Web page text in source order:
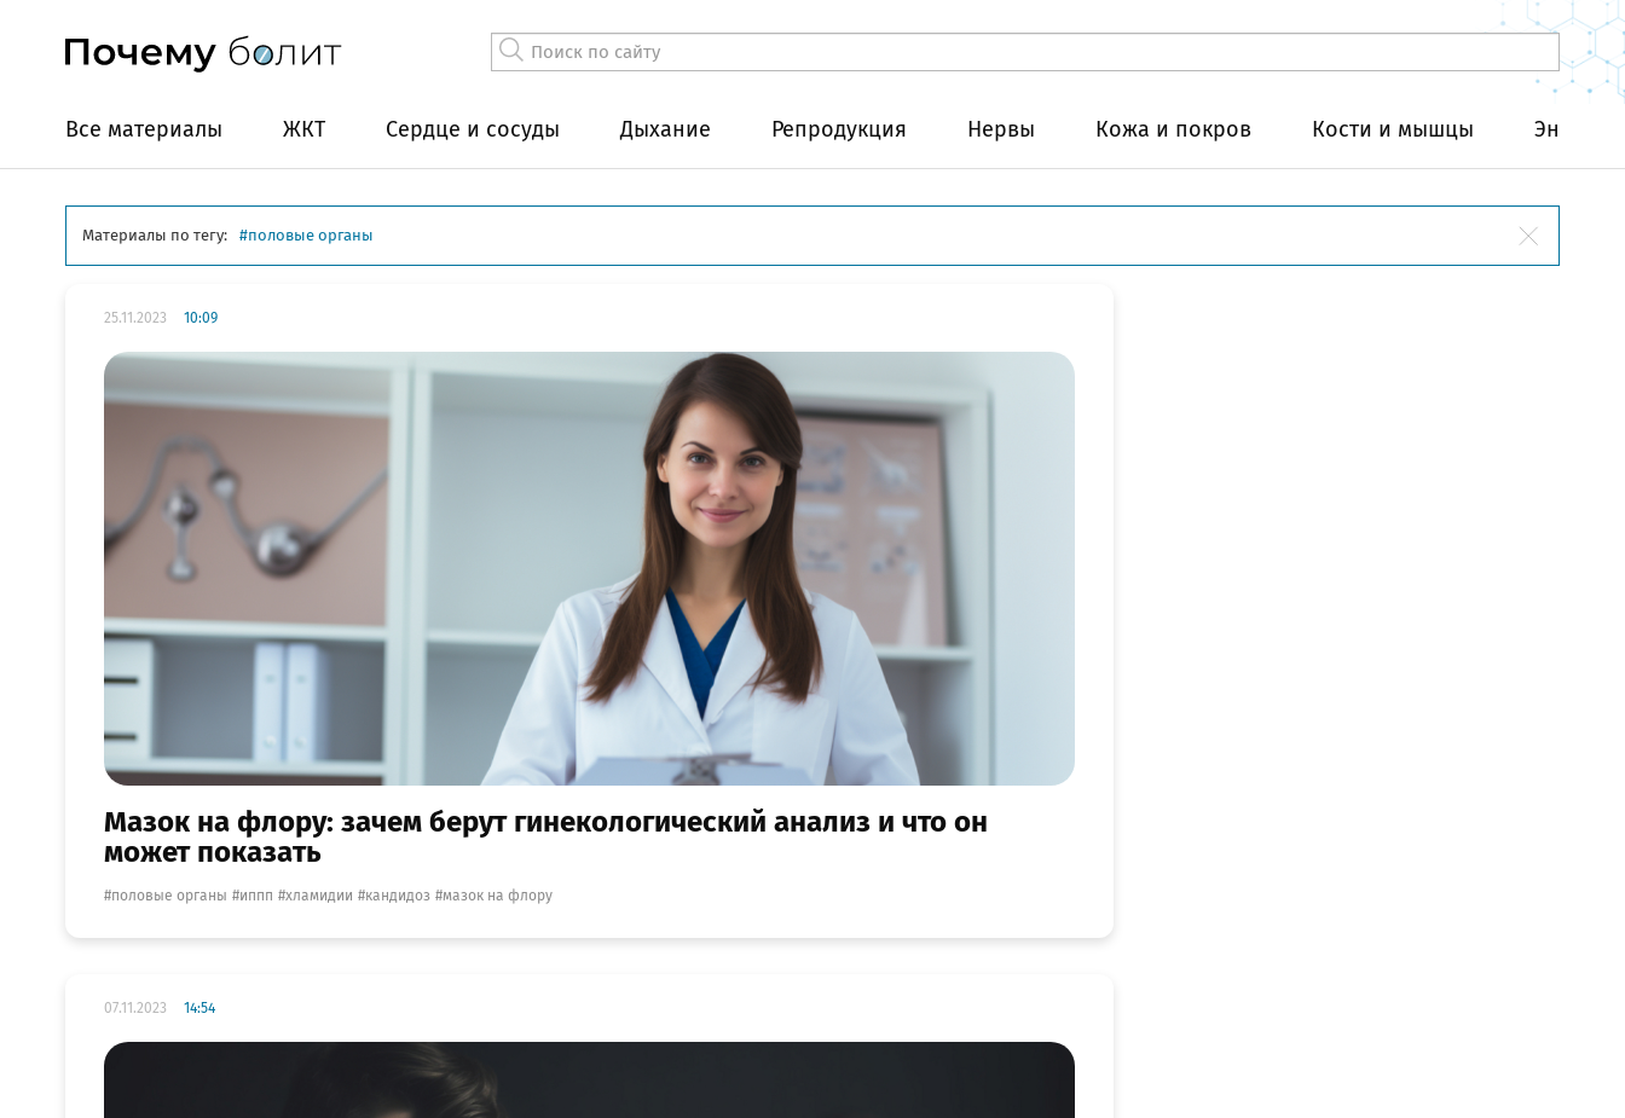
Все материалы ЖКТ Сердце и сосуды Дыхание Репродукция Нервы Кожа и покров Кости и мышцы
Материалы по тегу: половые органы
25.11.2023 10:09
Мазок на флору: зачем берут гинекологический анализ и что он
может показать
половые органы иппп хламидии кандидоз мазок на флору
07.11.2023 14:54